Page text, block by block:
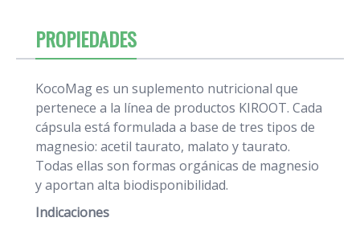
PROPIEDADES
KocoMag es un suplemento nutricional que
pertenece a la línea de productos KIROOT. Cada
cápsula está formulada a base de tres tipos de
magnesio: acetil taurato, malato y taurato.
Todas ellas son formas orgánicas de magnesio
y aportan alta biodisponibilidad.
Indicaciones